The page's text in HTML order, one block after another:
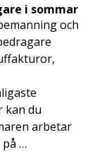
i sommar
och
kan du
arbetar
…